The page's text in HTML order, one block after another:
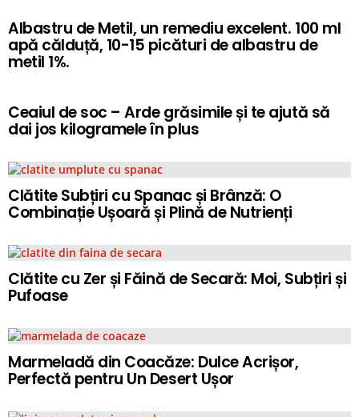
Albastru de Metil, un remediu excelent. 100 ml
apă călduță, 10-15 picături de albastru de
metil 1%.
Ceaiul de soc – Arde grăsimile și te ajută să
dai jos kilogramele în plus
Clătite Subțiri cu Spanac și Brânză: O
Combinație Ușoară și Plină de Nutrienți
Clătite cu Zer și Făină de Secară: Moi, Subțiri și
Pufoase
Marmeladă din Coacăze: Dulce Acrișor,
Perfectă pentru Un Desert Ușor